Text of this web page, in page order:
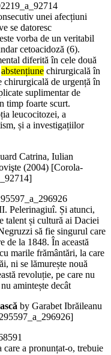
unei afecțiuni
se datoresc
vorba de un veritabil
cetoacidoză (6).
diferită în cele două
abstențiune chirurgicală în
chirurgicală de urgență în
suplimentar de
timp foarte scurt.
leucocitozei, a
și a investigațiilor
Catrina, Iulian
(2004) [Corola-
Pelerinagiuî. Și atunci,
talent și cultură ai Daciei
să fie singurul care
de la 1848. În această
marile frământări, la care
ni se lămurește nouă
revoluție, pe care nu
amintește decât
by Garabet Ibrăileanu
a pronunțat-o, trebuie